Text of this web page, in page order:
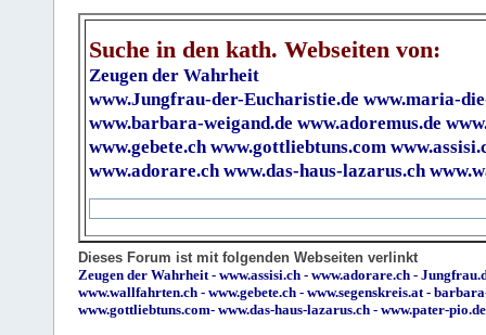
Suche in den kath. Webseiten von:
Zeugen der Wahrheit
www.Jungfrau-der-Eucharistie.de www.maria-
www.barbara-weigand.de www.adoremus.de
www.gebete.ch www.gottliebtuns.com
www.adorare.ch www.das-haus-lazarus.ch
Dieses Forum ist mit folgenden Webseiten verlinkt
Zeugen der Wahrheit- www.assisi.ch - www.adorare.ch -
www.wallfahrten.ch - www.gebete.ch - www.segenskreis.at-
www.gottliebtuns.com- www.das-haus-lazarus.ch - www.pater-pio.de